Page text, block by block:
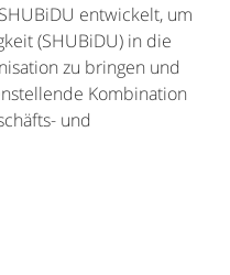
entwickelt, um
(SHUBiDU) in die
zu bringen und
Kombination
und